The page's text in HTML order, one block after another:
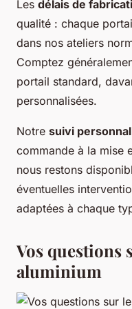
Les délais de
qualité : chaque
dans nos ateliers
Comptez
portail standard,
personnalisées.
Notre suivi
commande à la mise
nous restons
éventuelles
adaptées à chaque
Vos questions
aluminium